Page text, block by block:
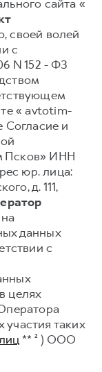
₽
₽
Fleet
сайта «
своей волей
с
N 152 - ФЗ
« avtotim-
Согласие и
Псков» ИНН
юр. лица:
д. 111,
данных
с
целях
таких
** ² ) ООО